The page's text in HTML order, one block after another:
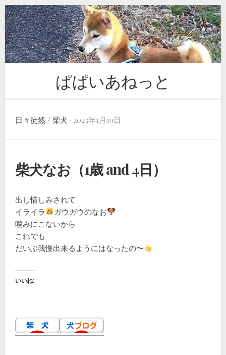
Skip
to
content
ぱぱいあねっと
日々徒然 / 柴犬 · 2023年1月19日
柴犬なお（1歳 and 4日）
出し惜しみされて
イライラ
ガウガウのなお
噛みにこないから
これでも
だいぶ我慢出来るようにはなったの〜
いいね: